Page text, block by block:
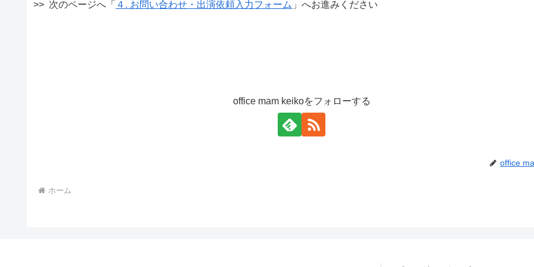
>> 次のページへ「 ４. お問い合わせ・出演依頼入力フォーム 」へお進みください
office mam keikoをフォローする
office
ホーム